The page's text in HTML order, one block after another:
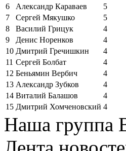
6
Александр Караваев
5
7
Сергей Мякушко
5
8
Василий Грицук
4
9
Денис Норенков
4
10 Дмитрий Гречишкин
4
11 Сергей Болбат
4
12 Беньямин Вербич
4
13 Александр Зубков
4
14 Виталий Балашов
4
15 Дмитрий Хомченовский 4
Наша группа